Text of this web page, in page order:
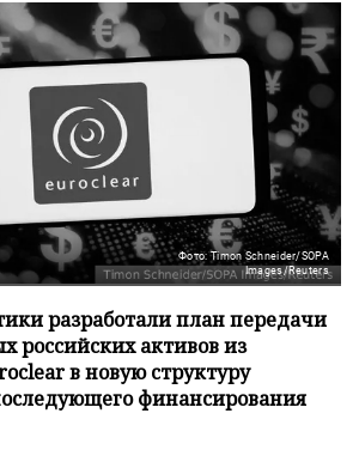
Фото: Timon Schneider/SOPA
Images/Reuters
разработали план передачи
российских активов из
в новую структуру
финансирования